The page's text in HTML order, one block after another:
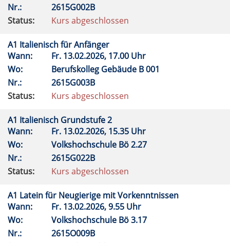
Nr.:
2615G002B
Status:
Kurs abgeschlossen
A1 Italienisch für Anfänger
Wann:
Fr. 13.02.2026, 17.00 Uhr
Wo:
Berufskolleg Gebäude B 001
Nr.:
2615G003B
Status:
Kurs abgeschlossen
A1 Italienisch Grundstufe 2
Wann:
Fr. 13.02.2026, 15.35 Uhr
Wo:
Volkshochschule Bö 2.27
Nr.:
2615G022B
Status:
Kurs abgeschlossen
A1 Latein für Neugierige mit Vorkenntnissen
Wann:
Fr. 13.02.2026, 9.55 Uhr
Wo:
Volkshochschule Bö 3.17
Nr.:
2615O009B